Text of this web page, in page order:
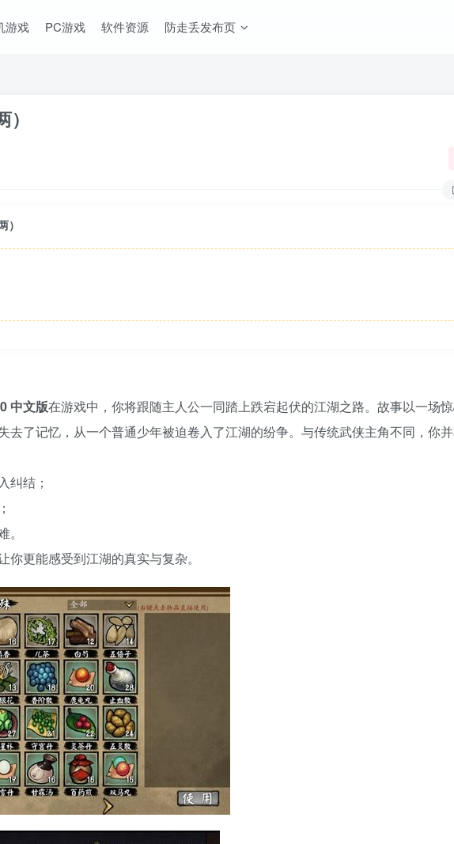
游戏 PC游戏 软件资源 防走丢发布页
）
中文版在游戏中，你将跟随主人公一同踏上跌宕起伏的江湖之路。故事以一场
去了记忆，从一个普通少年被迫卷入了江湖的纷争。与传统武侠主角不同，你
纠结；
更能感受到江湖的真实与复杂。